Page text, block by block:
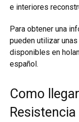
e interiores
Para obtener una
pueden utilizar
disponibles en
español.
Como